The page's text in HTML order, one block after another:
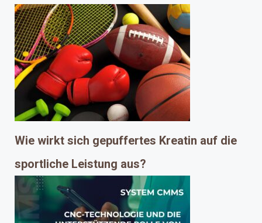
Wie wirkt sich gepuffertes Kreatin auf die
sportliche Leistung aus?